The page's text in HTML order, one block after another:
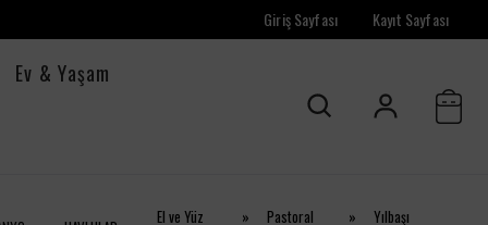
Giriş Sayfası Kayıt Sayfası
Ev & Yaşam
El ve Yüz
»
Pastoral
»
Yılbaşı